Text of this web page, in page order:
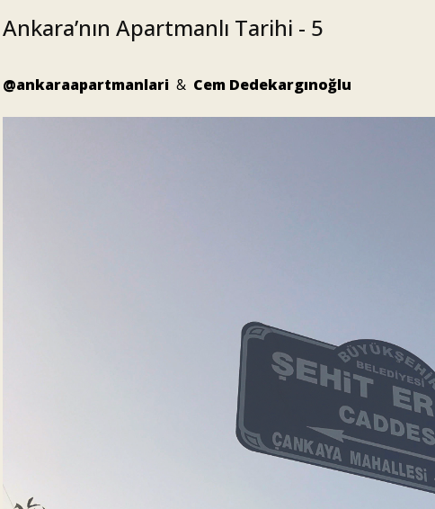
Ankara’nın Apartmanlı Tarihi - 5
@ankaraapartmanlari & Cem Dedekargınoğlu